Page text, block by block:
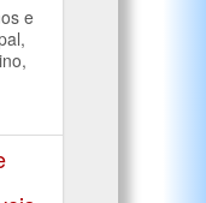
e